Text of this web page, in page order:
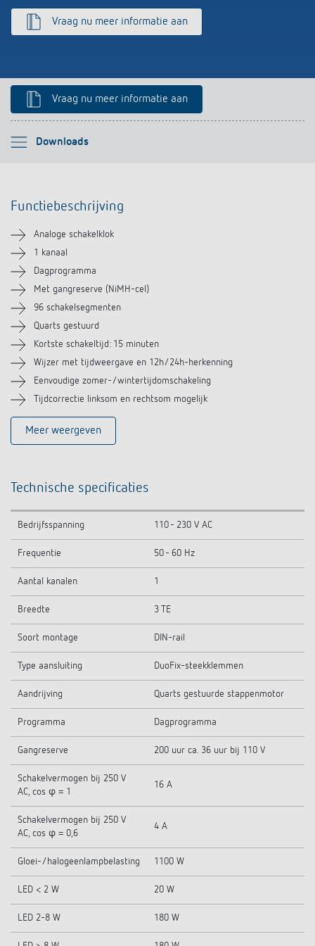
Impulsrelais: licht eenvoudig, efficiënt en
Vraag nu meer informatie aan
Vraag nu meer informatie aan
Downloads
Selecteer alstublieft
Technische informatie
Downloads
Accessoires
Soortgelijke producten
Functiebeschrijving
Analoge schakelklok
1 kanaal
Dagprogramma
Met gangreserve (NiMH-cel)
96 schakelsegmenten
Quarts gestuurd
Kortste schakeltijd: 15 minuten
Wijzer met tijdweergave en 12h/24h-herkenning
Eenvoudige zomer-/wintertijdomschakeling
Tijdcorrectie linksom en rechtsom mogelijk
Meer weergeven
Technische specificaties
Bedrijfsspanning 110 - 230 V AC
Frequentie 50 - 60 Hz
Aantal kanalen 1
Breedte 3 TE
Soort montage DIN-rail
Type aansluiting DuoFix-steekklemmen
Aandrijving Quarts gestuurde stappenmotor
Programma Dagprogramma
Gangreserve 200 uur ca. 36 uur bij 110 V
Schakelvermogen bij 250 V
AC, cos φ = 1
16 A
Schakelvermogen bij 250 V
AC, cos φ = 0,6
4 A
Gloei-/halogeenlampbelasting 1100 W
LED < 2 W 20 W
LED 2-8 W 180 W